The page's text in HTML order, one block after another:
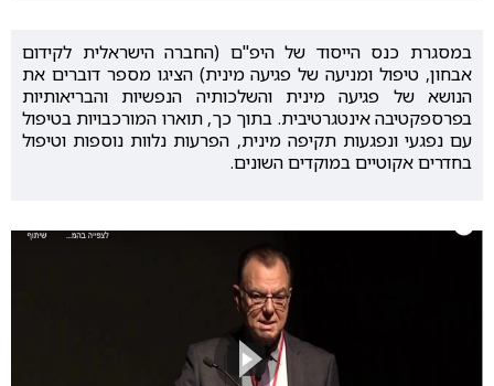
במסגרת כנס הייסוד של היפ"ם (החברה הישראלית לקידום
אבחון, טיפול ומניעה של פגיעה מינית) הציגו מספר דוברים את
הנושא של פגיעה מינית והשלכותיה הנפשיות והבריאותיות
בפרספקטיבה אינטגרטיבית. בתוך כך, תוארו המורכבויות בטיפול
עם נפגעי ונפגעות תקיפה מינית, הפרעות נלוות נוספות וטיפול
בחדרים אקוטיים במוקדים השונים.